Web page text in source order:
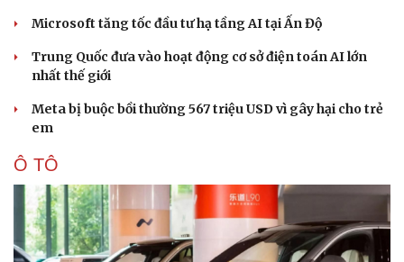
Microsoft tăng tốc đầu tư hạ tầng AI tại Ấn Độ
Trung Quốc đưa vào hoạt động cơ sở điện toán AI lớn
nhất thế giới
Meta bị buộc bồi thường 567 triệu USD vì gây hại cho trẻ
em
Ô TÔ